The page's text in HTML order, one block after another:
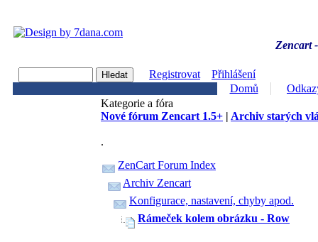
Zencart
Registrovat
Přihlášení
Domů
Kategorie a fóra
Nové fórum Zencart 1.5+ | Archiv starých
.
ZenCart Forum Index
Archiv Zencart
Konfigurace, nastavení, chyby apod.
Rámeček kolem obrázku - Row